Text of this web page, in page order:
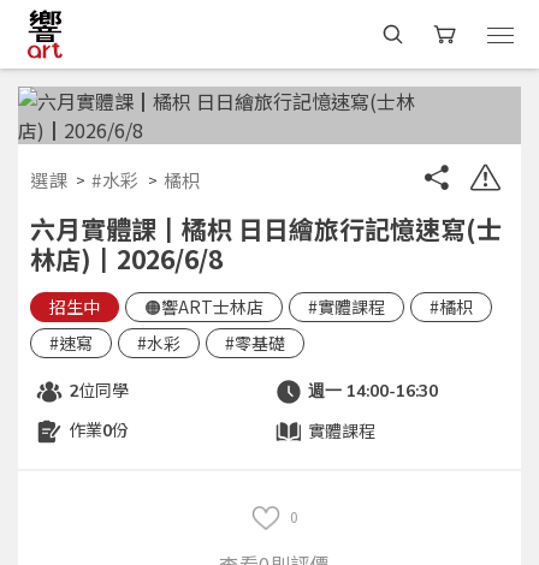
選課 #水彩 橘枳
六月實體課┃橘枳 日日繪旅行記憶速寫(士
林店)┃2026/6/8
招生中 🟠響ART士林店 #實體課程
#橘枳
#速寫
#水彩 #零基礎
2位同學 週一 14:00-16:30
作業0份 實體課程
0